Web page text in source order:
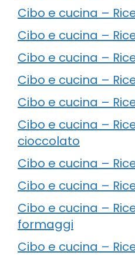
Cibo e cucina –
Cibo e cucina –
Cibo e cucina –
Cibo e cucina –
Cibo e cucina –
Cibo e cucina –
cioccolato
Cibo e cucina –
Cibo e cucina –
Cibo e cucina –
formaggi
Cibo e cucina –